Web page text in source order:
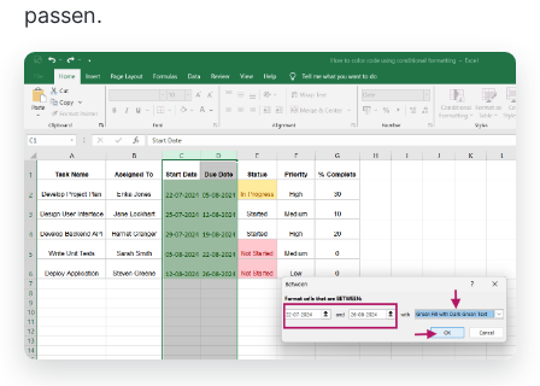
passen.